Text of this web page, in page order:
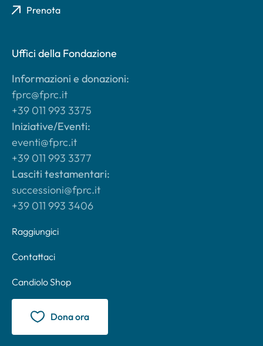
Prenota
Uffici della Fondazione
Informazioni e donazioni:
fprc@fprc.it
+39 011 993 3375
Iniziative/Eventi:
eventi@fprc.it
+39 011 993 3377
Lasciti testamentari:
successioni@fprc.it
+39 011 993 3406
Raggiungici
Contattaci
Candiolo Shop
Dona ora